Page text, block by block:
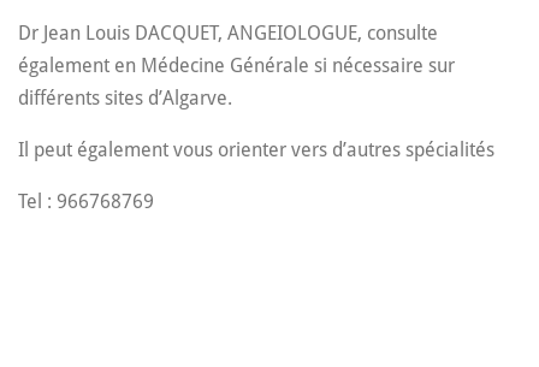
Dr Jean Louis DACQUET, ANGEIOLOGUE, consulte
également en Médecine Générale si nécessaire sur
différents sites d’Algarve.
Il peut également vous orienter vers d’autres spécialités
Tel : 966768769